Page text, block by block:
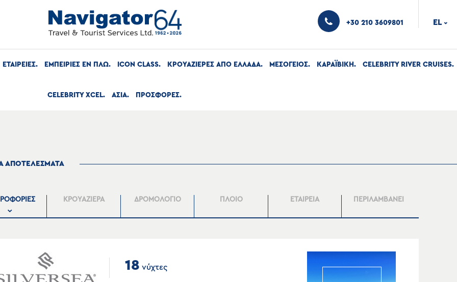
+30 210 3609801 EL ›
ΕΤΑΙΡΕΙΕΣ ΕΜΠΕΙΡΙΕΣ ΕΝ ΠΛΩ ICON CLASS ΚΡΟΥΑΖΙΕΡΕΣ ΑΠΟ ΕΛΛΑΔΑ ΜΕΣΟΓΕΙΟΣ ΚΑΡΑΪΒΙΚΗ CELEBRITY RIVER CRUISES
CELEBRITY XCEL ΑΣΙΑ ΠΡΟΣΦΟΡΕΣ
ΑΠΟΤΕΛΕΣΜΑΤΑ
ΚΡΟΥΑΖΙΕΡΑ ΔΡΟΜΟΛΟΓΙΟ ΠΛΟΙΟ ΕΤΑΙΡΕΙΑ ΠΕΡΙΛΑΜΒΑΝΕΙ
18 νύχτες